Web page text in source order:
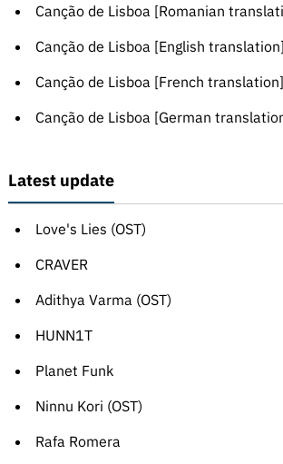
Canção de Lisboa [Romanian
Canção de Lisboa [English translation]
Canção de Lisboa [French translation]
Canção de Lisboa [German
Latest update
Love's Lies (OST)
CRAVER
Adithya Varma (OST)
HUNN1T
Planet Funk
Ninnu Kori (OST)
Rafa Romera